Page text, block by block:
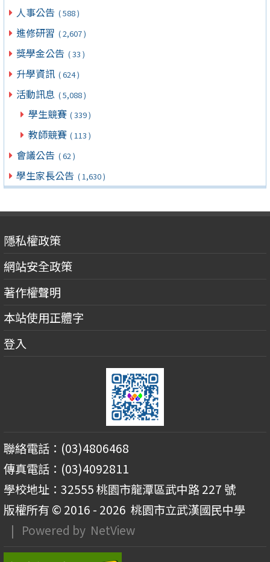
人事公告 ( 588 )
進修研習 ( 2,607 )
獎學金公告 ( 33 )
升學資訊 ( 624 )
活動訊息 ( 5,088 )
學生競賽 ( 339 )
教師競賽 ( 113 )
會議公告 ( 62 )
學生家長公告 ( 1,630 )
隱私權政策
網站安全政策
著作權聲明
本站使用正體字
登入
聯絡電話：(03)4806468
傳真電話：(03)4092811
學校地址：32555 桃園市龍潭區武中路 227 號
版權所有 © 2016 - 2026 桃園市立武漢國民中學
| Powered by NetView